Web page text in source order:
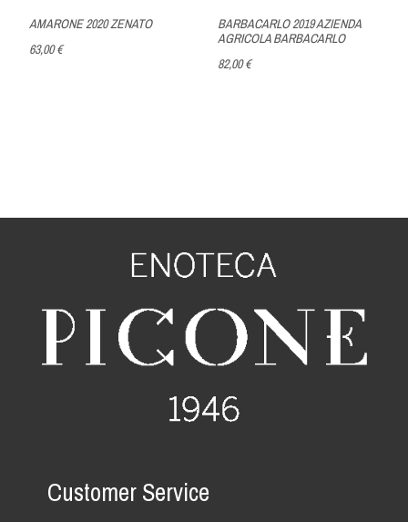
AMARONE 2020 ZENATO
63,00 €
BARBACARLO 2019 AZIENDA
AGRICOLA BARBACARLO
82,00 €
Customer Service